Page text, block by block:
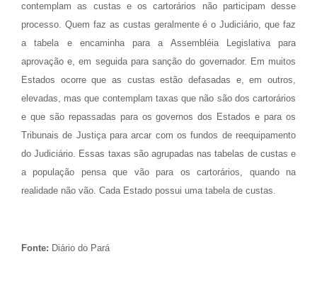
contemplam as custas e os cartorários não participam desse
processo. Quem faz as custas geralmente é o Judiciário, que faz
a tabela e encaminha para a Assembléia Legislativa para
aprovação e, em seguida para sanção do governador. Em muitos
Estados ocorre que as custas estão defasadas e, em outros,
elevadas, mas que contemplam taxas que não são dos cartorários
e que são repassadas para os governos dos Estados e para os
Tribunais de Justiça para arcar com os fundos de reequipamento
do Judiciário. Essas taxas são agrupadas nas tabelas de custas e
a população pensa que vão para os cartorários, quando na
realidade não vão. Cada Estado possui uma tabela de custas.
Fonte: Diário do Pará